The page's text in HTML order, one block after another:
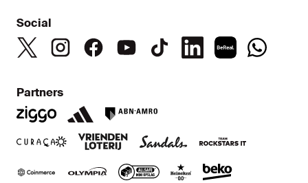
Social
Partners